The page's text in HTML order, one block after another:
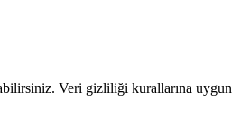
Veri gizliliği kurallarına uygun